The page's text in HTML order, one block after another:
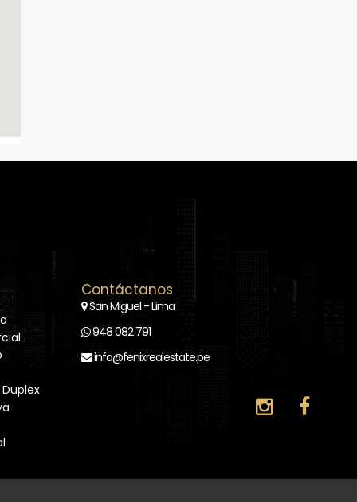
Contáctanos
San Miguel - Lima
948 082 791
info@fenixrealestate.pe